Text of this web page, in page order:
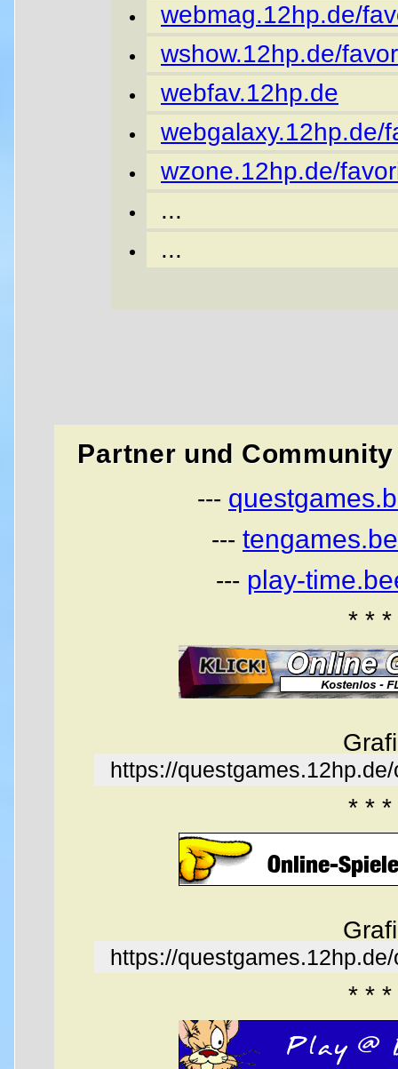
webmag.12hp.de/
wshow.12hp.de/
webfav.12hp.de
webgalaxy.12hp.de/
wzone.12hp.de/
...
...
Partner und
---
---
--- play-
* * *
https://
* * *
https://
* * *